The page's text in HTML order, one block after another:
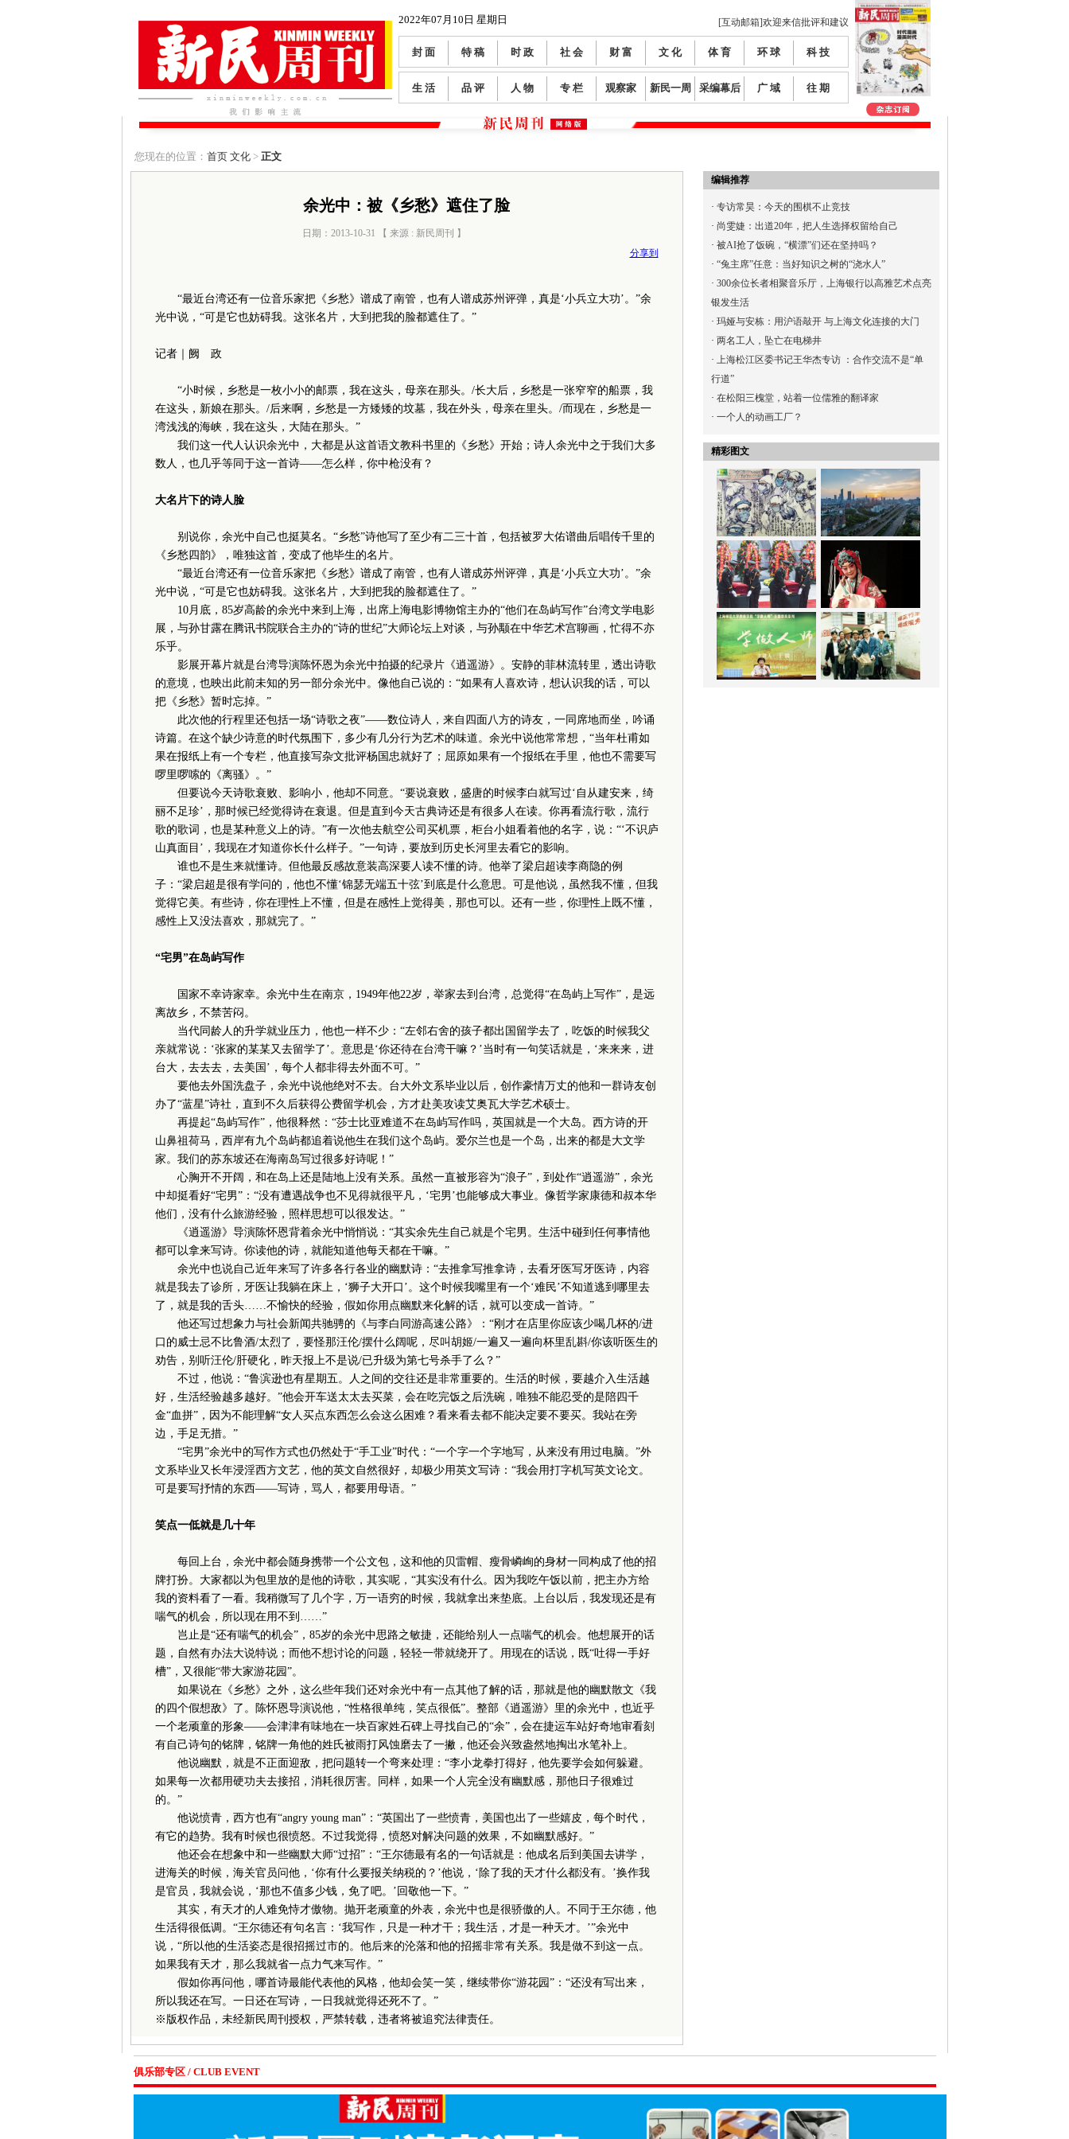
2022年07月10日 星期日 [互动邮箱]欢迎来信批评和建议
封 面 特 稿 时 政 社 会 财 富 文 化 体 育 环 球 科 技
生 活 品 评 人 物 专 栏 观察家 新民一周 采编幕后 广 域 往 期
您现在的位置： 首页 文化> 正文
余光中：被《乡愁》遮住了脸
日期：2013-10-31 【 来源 : 新民周刊 】
分享到
“最近台湾还有一位音乐家把《乡愁》谱成了南管，也有人谱成苏州评弹，真是‘小兵立大功’。”余
光中说，“可是它也妨碍我。这张名片，大到把我的脸都遮住了。”
记者｜阙 政
“小时候，乡愁是一枚小小的邮票，我在这头，母亲在那头。/长大后，乡愁是一张窄窄的船票，我
在这头，新娘在那头。/后来啊，乡愁是一方矮矮的坟墓，我在外头，母亲在里头。/而现在，乡愁是一
湾浅浅的海峡，我在这头，大陆在那头。”
我们这一代人认识余光中，大都是从这首语文教科书里的《乡愁》开始；诗人余光中之于我们大多
数人，也几乎等同于这一首诗——怎么样，你中枪没有？
大名片下的诗人脸
别说你，余光中自己也挺莫名。“乡愁”诗他写了至少有二三十首，包括被罗大佑谱曲后唱传千里的
《乡愁四韵》，唯独这首，变成了他毕生的名片。
“最近台湾还有一位音乐家把《乡愁》谱成了南管，也有人谱成苏州评弹，真是‘小兵立大功’。”余
光中说，“可是它也妨碍我。这张名片，大到把我的脸都遮住了。”
10月底，85岁高龄的余光中来到上海，出席上海电影博物馆主办的“他们在岛屿写作”台湾文学电影
展，与孙甘露在腾讯书院联合主办的“诗的世纪”大师论坛上对谈，与孙颙在中华艺术宫聊画，忙得不亦
乐乎。
影展开幕片就是台湾导演陈怀恩为余光中拍摄的纪录片《逍遥游》。安静的菲林流转里，透出诗歌
的意境，也映出此前未知的另一部分余光中。像他自己说的：“如果有人喜欢诗，想认识我的话，可以
把《乡愁》暂时忘掉。”
此次他的行程里还包括一场“诗歌之夜”——数位诗人，来自四面八方的诗友，一同席地而坐，吟诵
诗篇。在这个缺少诗意的时代氛围下，多少有几分行为艺术的味道。余光中说他常常想，“当年杜甫如
果在报纸上有一个专栏，他直接写杂文批评杨国忠就好了；屈原如果有一个报纸在手里，他也不需要写
啰里啰嗦的《离骚》。”
但要说今天诗歌衰败、影响小，他却不同意。“要说衰败，盛唐的时候李白就写过‘自从建安来，绮
丽不足珍’，那时候已经觉得诗在衰退。但是直到今天古典诗还是有很多人在读。你再看流行歌，流行
歌的歌词，也是某种意义上的诗。”有一次他去航空公司买机票，柜台小姐看着他的名字，说：“‘不识庐
山真面目’，我现在才知道你长什么样子。”一句诗，要放到历史长河里去看它的影响。
谁也不是生来就懂诗。但他最反感故意装高深要人读不懂的诗。他举了梁启超读李商隐的例
子：“梁启超是很有学问的，他也不懂‘锦瑟无端五十弦’到底是什么意思。可是他说，虽然我不懂，但我
觉得它美。有些诗，你在理性上不懂，但是在感性上觉得美，那也可以。还有一些，你理性上既不懂，
感性上又没法喜欢，那就完了。”
“宅男”在岛屿写作
国家不幸诗家幸。余光中生在南京，1949年他22岁，举家去到台湾，总觉得“在岛屿上写作”，是远
离故乡，不禁苦闷。
当代同龄人的升学就业压力，他也一样不少：“左邻右舍的孩子都出国留学去了，吃饭的时候我父
亲就常说：‘张家的某某又去留学了’。意思是‘你还待在台湾干嘛？’当时有一句笑话就是，‘来来来，进
台大，去去去，去美国’，每个人都非得去外面不可。”
要他去外国洗盘子，余光中说他绝对不去。台大外文系毕业以后，创作豪情万丈的他和一群诗友创
办了“蓝星”诗社，直到不久后获得公费留学机会，方才赴美攻读艾奥瓦大学艺术硕士。
再提起“岛屿写作”，他很释然：“莎士比亚难道不在岛屿写作吗，英国就是一个大岛。西方诗的开
山鼻祖荷马，西岸有九个岛屿都追着说他生在我们这个岛屿。爱尔兰也是一个岛，出来的都是大文学
家。我们的苏东坡还在海南岛写过很多好诗呢！”
心胸开不开阔，和在岛上还是陆地上没有关系。虽然一直被形容为“浪子”，到处作“逍遥游”，余光
中却挺看好“宅男”：“没有遭遇战争也不见得就很平凡，‘宅男’也能够成大事业。像哲学家康德和叔本华
他们，没有什么旅游经验，照样思想可以很发达。”
《逍遥游》导演陈怀恩背着余光中悄悄说：“其实余先生自己就是个宅男。生活中碰到任何事情他
都可以拿来写诗。你读他的诗，就能知道他每天都在干嘛。”
余光中也说自己近年来写了许多各行各业的幽默诗：“去推拿写推拿诗，去看牙医写牙医诗，内容
就是我去了诊所，牙医让我躺在床上，‘狮子大开口’。这个时候我嘴里有一个‘难民’不知道逃到哪里去
了，就是我的舌头……不愉快的经验，假如你用点幽默来化解的话，就可以变成一首诗。”
他还写过想象力与社会新闻共驰骋的《与李白同游高速公路》：“刚才在店里你应该少喝几杯的/进
口的威士忌不比鲁酒/太烈了，要怪那汪伦/摆什么阔呢，尽叫胡姬/一遍又一遍向杯里乱斟/你该听医生的
劝告，别听汪伦/肝硬化，昨天报上不是说/已升级为第七号杀手了么？”
不过，他说：“鲁滨逊也有星期五。人之间的交往还是非常重要的。生活的时候，要越介入生活越
好，生活经验越多越好。”他会开车送太太去买菜，会在吃完饭之后洗碗，唯独不能忍受的是陪四千
金“血拼”，因为不能理解“女人买点东西怎么会这么困难？看来看去都不能决定要不要买。我站在旁
边，手足无措。”
“宅男”余光中的写作方式也仍然处于“手工业”时代：“一个字一个字地写，从来没有用过电脑。”外
文系毕业又长年浸淫西方文艺，他的英文自然很好，却极少用英文写诗：“我会用打字机写英文论文。
可是要写抒情的东西——写诗，骂人，都要用母语。”
笑点一低就是几十年
每回上台，余光中都会随身携带一个公文包，这和他的贝雷帽、瘦骨嶙峋的身材一同构成了他的招
牌打扮。大家都以为包里放的是他的诗歌，其实呢，“其实没有什么。因为我吃午饭以前，把主办方给
我的资料看了一看。我稍微写了几个字，万一语穷的时候，我就拿出来垫底。上台以后，我发现还是有
喘气的机会，所以现在用不到……”
岂止是“还有喘气的机会”，85岁的余光中思路之敏捷，还能给别人一点喘气的机会。他想展开的话
题，自然有办法大说特说；而他不想讨论的问题，轻轻一带就绕开了。用现在的话说，既“吐得一手好
槽”，又很能“带大家游花园”。
如果说在《乡愁》之外，这么些年我们还对余光中有一点其他了解的话，那就是他的幽默散文《我
的四个假想敌》了。陈怀恩导演说他，“性格很单纯，笑点很低”。整部《逍遥游》里的余光中，也近乎
一个老顽童的形象——会津津有味地在一块百家姓石碑上寻找自己的“余”，会在捷运车站好奇地审看刻
有自己诗句的铭牌，铭牌一角他的姓氏被雨打风蚀磨去了一撇，他还会兴致盎然地掏出水笔补上。
他说幽默，就是不正面迎敌，把问题转一个弯来处理：“李小龙拳打得好，他先要学会如何躲避。
如果每一次都用硬功夫去接招，消耗很厉害。同样，如果一个人完全没有幽默感，那他日子很难过
的。”
他说愤青，西方也有“angry young man”：“英国出了一些愤青，美国也出了一些嬉皮，每个时代，
有它的趋势。我有时候也很愤怒。不过我觉得，愤怒对解决问题的效果，不如幽默感好。”
他还会在想象中和一些幽默大师“过招”：“王尔德最有名的一句话就是：他成名后到美国去讲学，
进海关的时候，海关官员问他，‘你有什么要报关纳税的？’他说，‘除了我的天才什么都没有。’换作我
是官员，我就会说，‘那也不值多少钱，免了吧。’回敬他一下。”
其实，有天才的人难免恃才傲物。抛开老顽童的外表，余光中也是很骄傲的人。不同于王尔德，他
生活得很低调。“王尔德还有句名言：‘我写作，只是一种才干；我生活，才是一种天才。’”余光中
说，“所以他的生活姿态是很招摇过市的。他后来的沦落和他的招摇非常有关系。我是做不到这一点。
如果我有天才，那么我就省一点力气来写作。”
假如你再问他，哪首诗最能代表他的风格，他却会笑一笑，继续带你“游花园”：“还没有写出来，
所以我还在写。一日还在写诗，一日我就觉得还死不了。”
※ 版权作品，未经新民周刊授权，严禁转载，违者将被追究法律责任。
编辑推荐
· 专访常昊：今天的围棋不止竞技
· 尚雯婕：出道20年，把人生选择权留给自己
· 被AI抢了饭碗，“横漂”们还在坚持吗？
· “兔主席”任意：当好知识之树的“浇水人”
· 300余位长者相聚音乐厅，上海银行以高雅艺术点亮
银发生活
· 玛娅与安栋：用沪语敲开 与上海文化连接的大门
· 两名工人，坠亡在电梯井
· 上海松江区委书记王华杰专访 ：合作交流不是“单
行道”
· 在松阳三槐堂，站着一位儒雅的翻译家
· 一个人的动画工厂？
精彩图文
俱乐部专区 / CLUB EVENT